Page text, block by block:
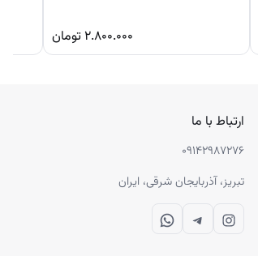
۲.۸۰۰.۰۰۰ تومان
ارتباط با ما
۰۹۱۴۲۹۸۷۲۷۶
تبریز، آذربایجان شرقی، ایران
Instagram
Telegram
WhatsApp